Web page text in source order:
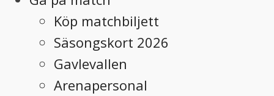
Köp matchbiljett
Säsongskort 2026
Gavlevallen
Arenapersonal